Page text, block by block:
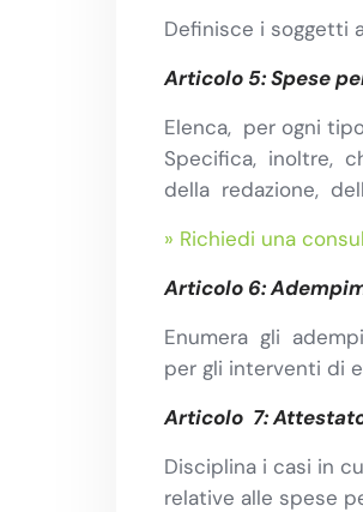
Definisce i soggetti
Articolo 5: Spese
Elenca, per ogni
Specifica, inoltre,
della redazione,
» Richiedi una
Articolo 6:
Enumera gli
per gli interventi di
Articolo 7:
Disciplina i casi in
relative alle spese